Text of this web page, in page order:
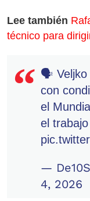
Lee también
técnico para
🗣️ Veljko
con
el
el
—
4, 2026